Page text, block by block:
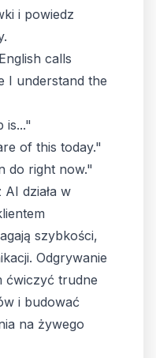
i powiedz
calls
I understand the
is..."
of this today."
do right now."
działa w
szybkości,
Odgrywanie
ćwiczyć trudne
i budować
na żywego